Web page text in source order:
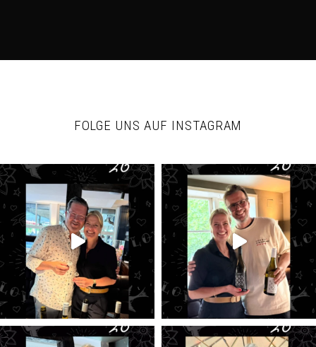
FOLGE UNS AUF INSTAGRAM